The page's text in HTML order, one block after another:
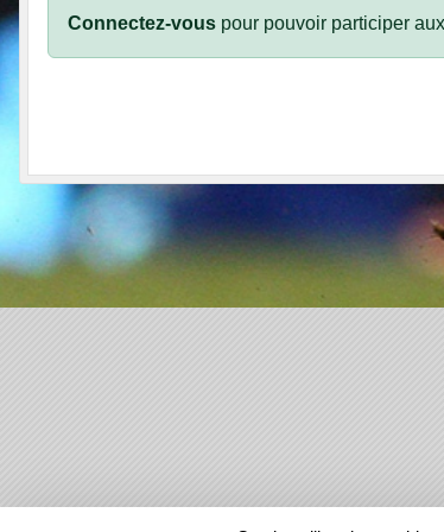
Connectez-vous pour pouvoir participer